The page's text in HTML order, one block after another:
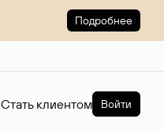
Подробнее
Стать клиентом Войти